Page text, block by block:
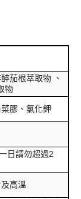
茄根萃取物 、
物
膠、氯化鉀
日請勿超過2
高溫